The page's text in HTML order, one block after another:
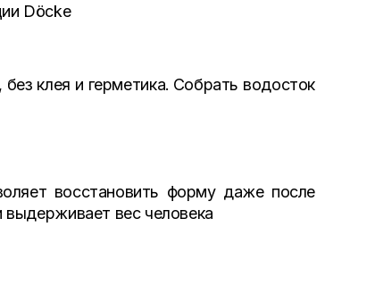
Döcke
клея и герметика. Собрать водосток
восстановить форму даже после
выдерживает вес человека